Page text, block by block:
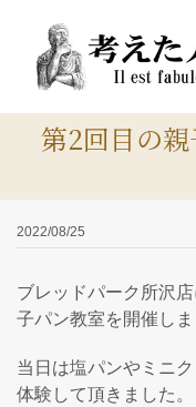
content
第2回目の
2022/08/25
ブレッドパーク所沢
子パン教室を開催しま
当日は塩パンやミニ
体験して頂きました。